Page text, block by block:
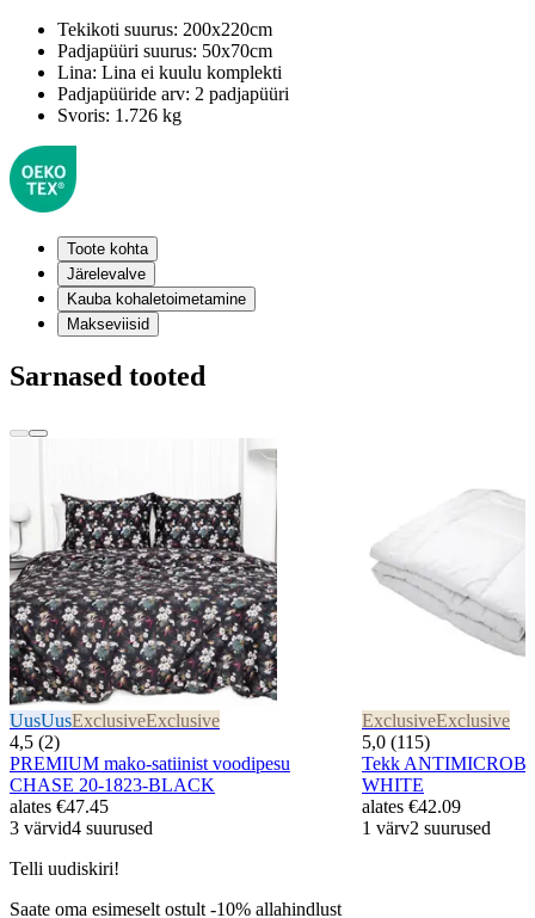
Tekikoti suurus: 200x220cm
Padjapüüri suurus: 50x70cm
Lina: Lina ei kuulu komplekti
Padjapüüride arv: 2 padjapüüri
Svoris: 1.726 kg
Toote kohta
Järelevalve
Kauba kohaletoimetamine
Makseviisid
Sarnased tooted
UusUusExclusiveExclusive
4,5 (2)
PREMIUM mako-satiinist voodipesu
CHASE 20-1823-BLACK
alates €47.45
3 värvid4 suurused
ExclusiveExclusive
5,0 (115)
Tekk
WHITE
alates €42.09
1 värv2 suurused
Telli uudiskiri!
Saate oma esimeselt ostult -10% allahindlust